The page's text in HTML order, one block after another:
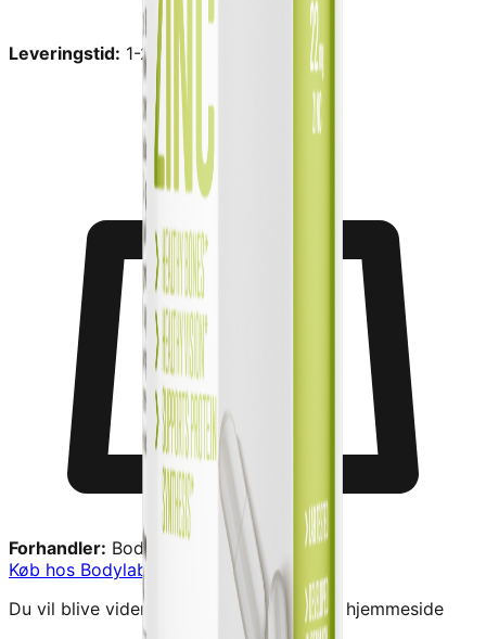
Leveringstid: 1-2 dage
Forhandler: Bodylab
Køb hos Bodylab
Du vil blive videresendt til forhandlerens hjemmeside